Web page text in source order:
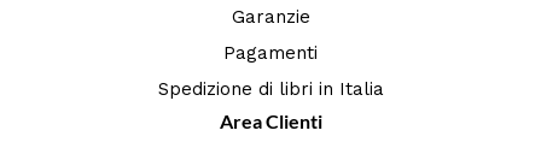
Garanzie
Pagamenti
Spedizione di libri in Italia
Area Clienti